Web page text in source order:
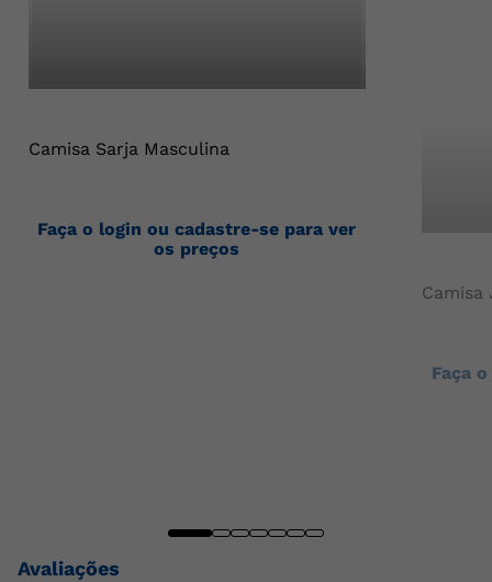
Camisa Sarja Masculina
Faça o login ou cadastre-se para ver
os preços
Camisa
Faça
Avaliações